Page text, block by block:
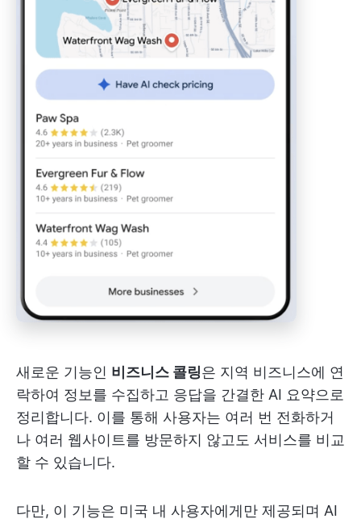
새로운 기능인 비즈니스 콜링은 지역 비즈니스에 연
락하여 정보를 수집하고 응답을 간결한 AI 요약으로
정리합니다. 이를 통해 사용자는 여러 번 전화하거
나 여러 웹사이트를 방문하지 않고도 서비스를 비교
할 수 있습니다.
다만, 이 기능은 미국 내 사용자에게만 제공되며 AI